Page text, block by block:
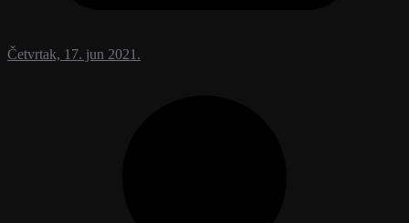
Četvrtak, 17. jun 2021.